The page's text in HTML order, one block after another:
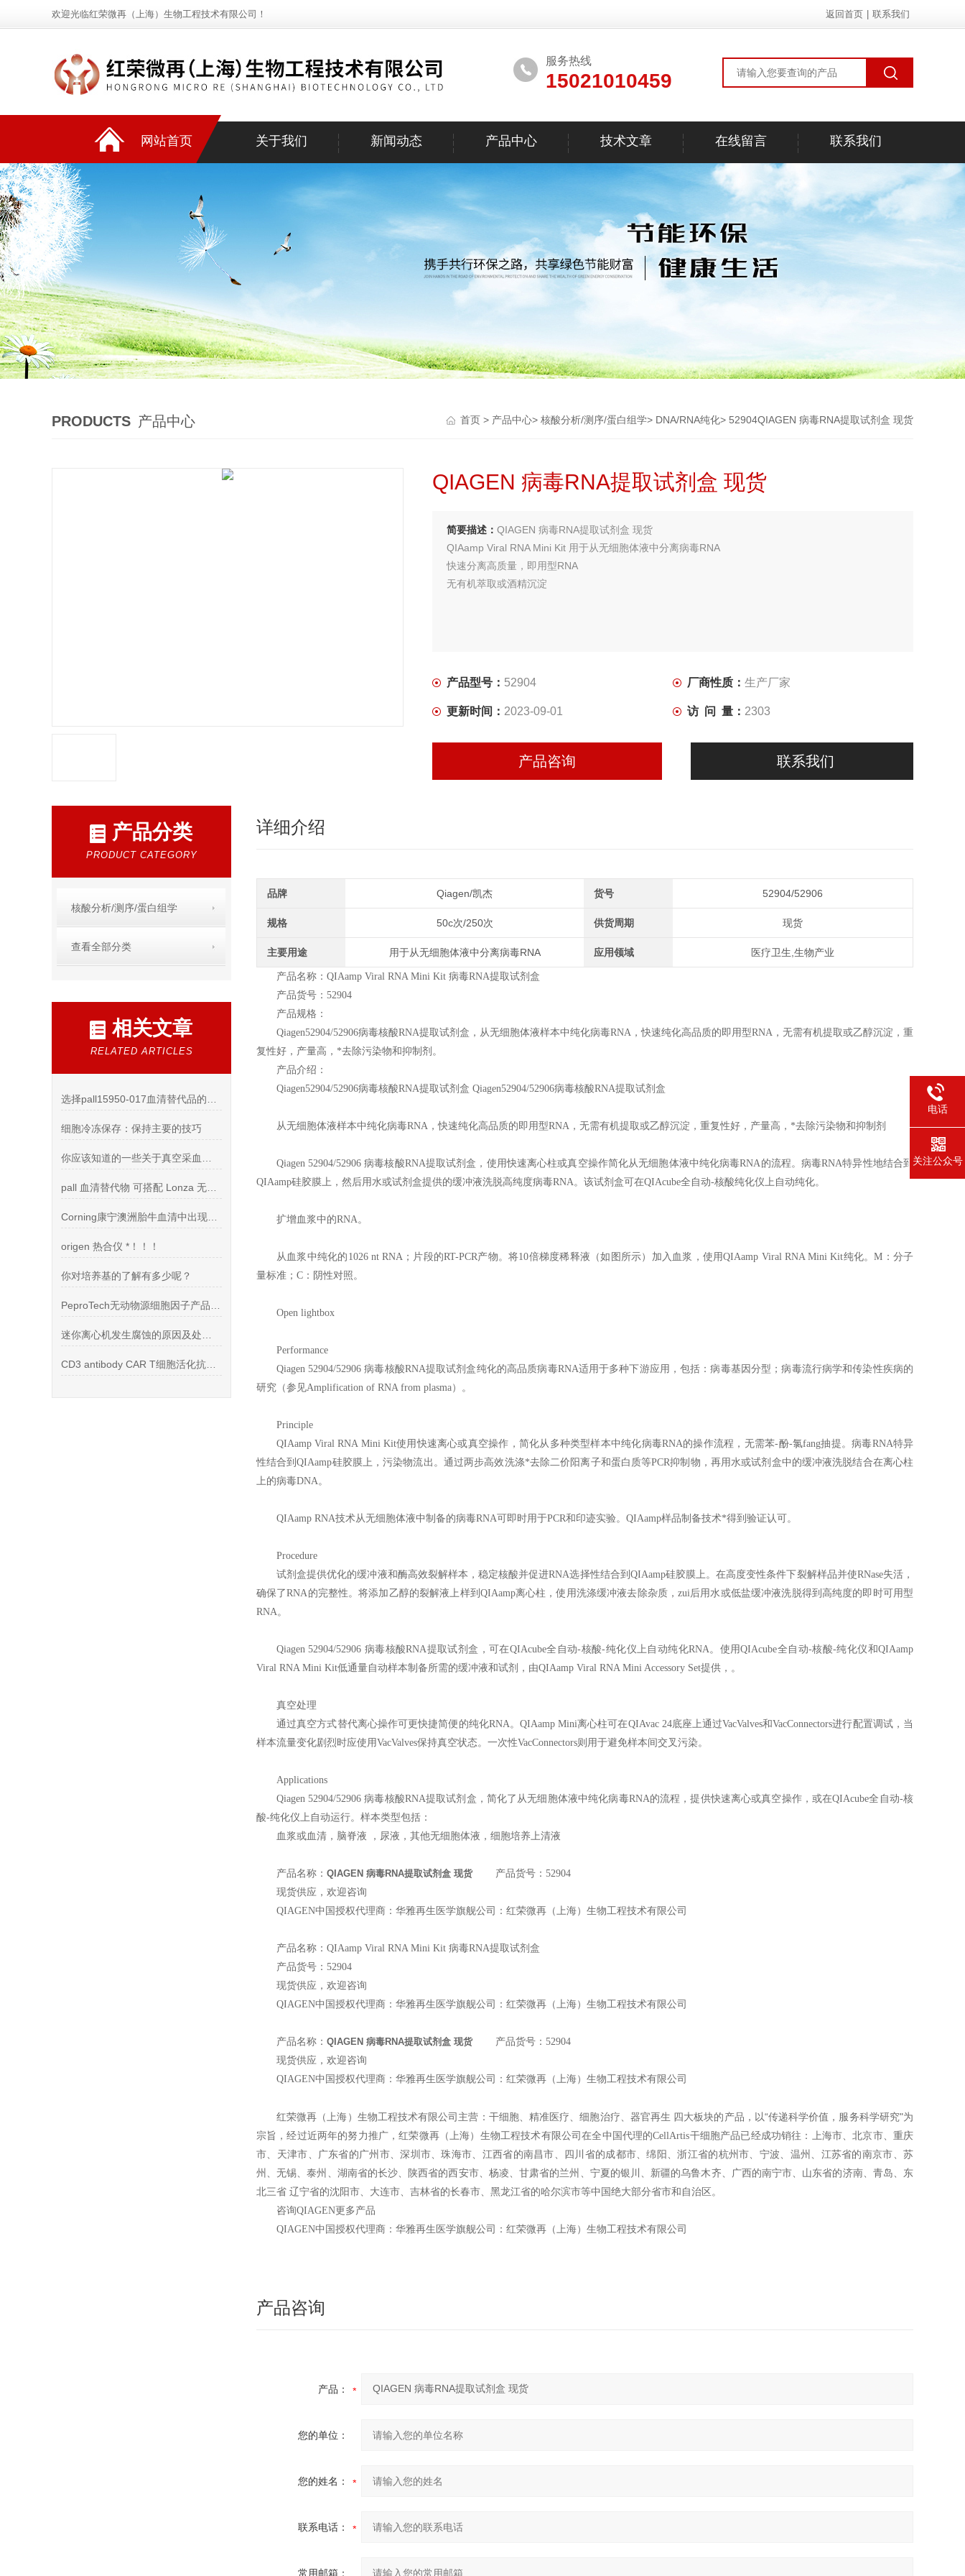
欢迎光临红荣微再（上海）生物工程技术有限公司！ 返回首页 联系我们
服务热线
15021010459
网站首页 关于我们 新闻动态 产品中心 技术文章 在线留言 联系我们
PRODUCTS 产品中心 首页 > 产品中心> 核酸分析/测序/蛋白组学> DNA/RNA纯化> 52904QIAGEN 病毒RNA提取试剂盒 现货
QIAGEN 病毒RNA提取试剂盒 现货
简要描述： QIAGEN 病毒RNA提取试剂盒 现货
QIAamp Viral RNA Mini Kit 用于从无细胞体液中分离病毒RNA
快速分离高质量，即用型RNA
无有机萃取或酒精沉淀
产品型号： 52904 厂商性质： 生产厂家
更新时间： 2023-09-01 访 问 量： 2303
产品咨询 联系我们
产品分类
PRODUCT CATEGORY
核酸分析/测序/蛋白组学
查看全部分类
相关文章
RELATED ARTICLES
细胞冷冻保存：保持主要的技巧
origen 热合仪 *！！！
你对培养基的了解有多少呢？
详细介绍
品牌 Qiagen/凯杰 货号 52904/52906
规格 50c次/250次 供货周期 现货
主要用途 用于从无细胞体液中分离病毒RNA 应用领域 医疗卫生,生物产业
产品名称：QIAamp Viral RNA Mini Kit 病毒RNA提取试剂盒
产品货号：52904
产品规格：
Qiagen52904/52906病毒核酸RNA提取试剂盒，从无细胞体液样本中纯化病毒RNA，快速纯化高品质的即用型RNA，无需有机提取或乙醇沉淀，重
复性好，产量高，*去除污染物和抑制剂。
产品介绍：
Qiagen52904/52906病毒核酸RNA提取试剂盒 Qiagen52904/52906病毒核酸RNA提取试剂盒
从无细胞体液样本中纯化病毒RNA，快速纯化高品质的即用型RNA，无需有机提取或乙醇沉淀，重复性好，产量高，*去除污染物和抑制剂
Qiagen 52904/52906病毒核酸RNA提取试剂盒，使用快速离心柱或真空操作简化从无细胞体液中纯化病毒RNA的流程。病毒RNA特异性地结合到
QIAamp硅胶膜上，然后用水或试剂盒提供的缓冲液洗脱高纯度病毒RNA。该试剂盒可在QIAcube全自动-核酸纯化仪上自动纯化。
扩增血浆中的RNA。
从血浆中纯化的1026 nt RNA；片段的RT-PCR产物。将10倍梯度稀释液（如图所示）加入血浆，使用QIAamp Viral RNA Mini Kit纯化。M：分子
量标准；C：阴性对照。
Open lightbox
Performance
Qiagen 52904/52906病毒核酸RNA提取试剂盒纯化的高品质病毒RNA适用于多种下游应用，包括：病毒基因分型；病毒流行病学和传染性疾病的
研究（参见Amplification of RNA from plasma）。
Principle
QIAamp Viral RNA Mini Kit使用快速离心或真空操作，简化从多种类型样本中纯化病毒RNA的操作流程，无需苯-酚-氯fang抽提。病毒RNA特异
性结合到QIAamp硅胶膜上，污染物流出。通过两步高效洗涤*去除二价阳离子和蛋白质等PCR抑制物，再用水或试剂盒中的缓冲液洗脱结合在离心柱
上的病毒DNA。
QIAamp RNA技术从无细胞体液中制备的病毒RNA可即时用于PCR和印迹实验。QIAamp样品制备技术*得到验证认可。
Procedure
试剂盒提供优化的缓冲液和酶高效裂解样本，稳定核酸并促进RNA选择性结合到QIAamp硅胶膜上。在高度变性条件下裂解样品并使RNase失活，
确保了RNA的完整性。将添加乙醇的裂解液上样到QIAamp离心柱，使用洗涤缓冲液去除杂质，zui后用水或低盐缓冲液洗脱得到高纯度的即时可用型
RNA。
Qiagen 52904/52906 病毒核酸RNA提取试剂盒，可在QIAcube全自动-核酸-纯化仪上自动纯化RNA。使用QIAcube全自动-核酸-纯化仪和QIAamp
Viral RNA Mini Kit低通量自动样本制备所需的缓冲液和试剂，由QIAamp Viral RNA Mini Accessory Set提供，。
真空处理
通过真空方式替代离心操作可更快捷简便的纯化RNA。QIAamp Mini离心柱可在QIAvac 24底座上通过VacValves和VacConnectors进行配置调试，当
样本流量变化剧烈时应使用VacValves保持真空状态。一次性VacConnectors则用于避免样本间交叉污染。
Applications
Qiagen 52904/52906病毒核酸RNA提取试剂盒，简化了从无细胞体液中纯化病毒RNA的流程，提供快速离心或真空操作，或在QIAcube全自动-核
酸-纯化仪上自动运行。样本类型包括：
血浆或血清，脑脊液 ，尿液，其他无细胞体液，细胞培养上清液
产品名称： QIAGEN 病毒RNA提取试剂盒 现货 产品货号：52904
现货供应，欢迎咨询
QIAGEN中国授权代理商：华雅再生医学旗舰公司：红荣微再（上海）生物工程技术有限公司
产品名称：QIAamp Viral RNA Mini Kit 病毒RNA提取试剂盒
产品货号：52904
现货供应，欢迎咨询
QIAGEN中国授权代理商：华雅再生医学旗舰公司：红荣微再（上海）生物工程技术有限公司
产品名称： QIAGEN 病毒RNA提取试剂盒 现货 产品货号：52904
现货供应，欢迎咨询
QIAGEN中国授权代理商：华雅再生医学旗舰公司：红荣微再（上海）生物工程技术有限公司
红荣微再（上海）生物工程技术有限公司主营：干细胞、精准医疗、细胞治疗、器官再生 四大板块的产品，以“传递科学价值，服务科学研究"为
宗旨，经过近两年的努力推广，红荣微再（上海）生物工程技术有限公司在全中国代理的CellArtis干细胞产品已经成功销往：上海市、北京市、重庆
市、天津市、广东省的广州市、深圳市、珠海市、江西省的南昌市、四川省的成都市、绵阳、浙江省的杭州市、宁波、温州、江苏省的南京市、苏
州、无锡、泰州、湖南省的长沙、陕西省的西安市、杨凌、甘肃省的兰州、宁夏的银川、新疆的乌鲁木齐、广西的南宁市、山东省的济南、青岛、东
北三省 辽宁省的沈阳市、大连市、吉林省的长春市、黑龙江省的哈尔滨市等中国绝大部分省市和自治区。
咨询QIAGEN更多产品
QIAGEN中国授权代理商：华雅再生医学旗舰公司：红荣微再（上海）生物工程技术有限公司
产品咨询
产品：
您的单位：
您的姓名：
联系电话：
常用邮箱：
电话
关注公众号